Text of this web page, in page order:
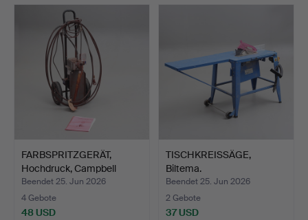
FARBSPRITZGERÄT,
Hochdruck, Campbell
Hausf…
Beendet 25. Jun 2026
4 Gebote
48 USD
TISCHKREISSÄGE,
Biltema.
Beendet 25. Jun 2026
2 Gebote
37 USD